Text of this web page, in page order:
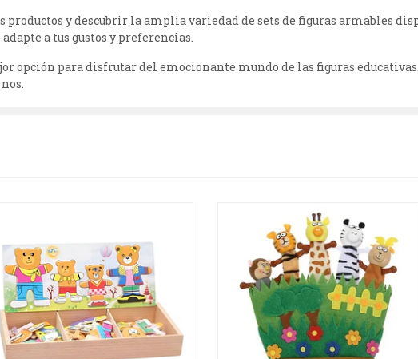
y descubrir la amplia variedad de sets de figuras armables
a tus gustos y preferencias.
opción para disfrutar del emocionante mundo de las figuras